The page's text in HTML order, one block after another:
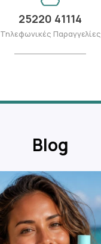
25220 41114
Τηλεφωνικές Παραγγελίες
Blog